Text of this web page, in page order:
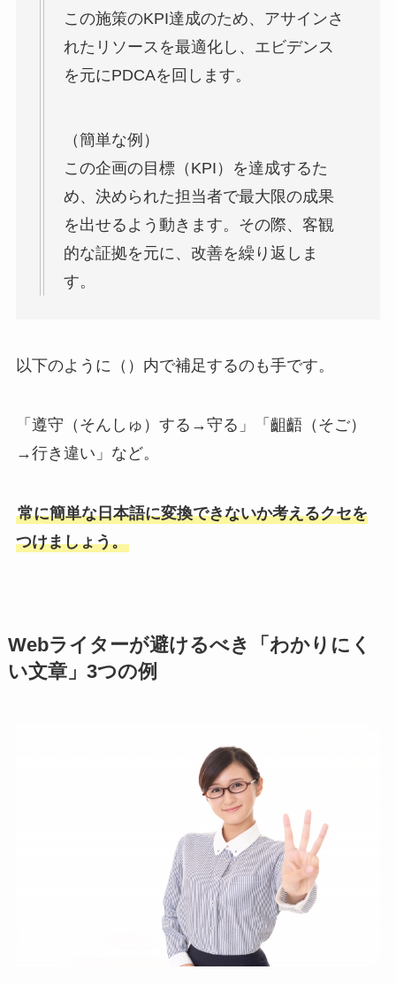
この施策のKPI達成のため、アサインさ
れたリソースを最適化し、エビデンス
を元にPDCAを回します。
（簡単な例）
この企画の目標（KPI）を達成するた
め、決められた担当者で最大限の成果
を出せるよう動きます。その際、客観
的な証拠を元に、改善を繰り返しま
す。
以下のように（）内で補足するのも手です。
「遵守（そんしゅ）する→守る」「齟齬（そご）
→行き違い」など。
常に簡単な日本語に変換できないか考えるクセを
つけましょう。
Webライターが避けるべき「わかりにく
い文章」3つの例